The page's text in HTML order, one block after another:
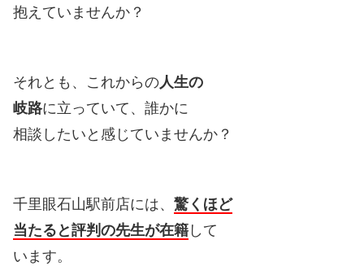
抱えていませんか？
それとも、これからの人生の
岐路に立っていて、誰かに
相談したいと感じていませんか？
千里眼石山駅前店には、 驚くほど
当たると評判の先生が在籍 して
います。